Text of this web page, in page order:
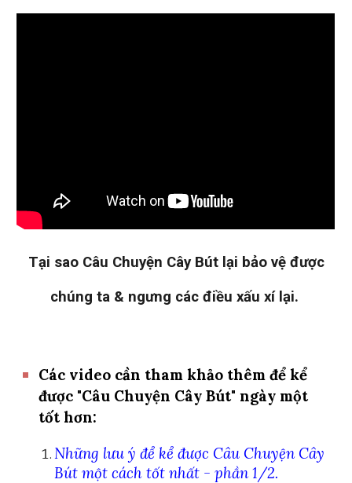
Tại sao Câu Chuyện Cây Bút l ại bảo vệ được
chúng ta & ngưng các điều xấu xí lại.
Các video cần tham khảo thêm để kể
được "Câu Chuyện Cây Bút" ngày một
tốt hơn:
Những lưu ý để kể được Câu Chuyện Cây
Bút một cách tốt nhất - phần 1/2.